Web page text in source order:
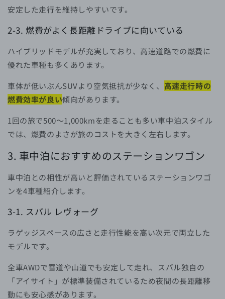
安定した走行を維持しやすいです。
2-3. 燃費がよく長距離ドライブに向いている
ハイブリッドモデルが充実しており、高速道路での燃費に
優れた車種も多くあります。
車体が低いぶんSUVより空気抵抗が少なく、 高速走行時の
燃費効率が良い傾向があります。
1回の旅で500〜1,000kmを走ることも多い車中泊スタイル
では、燃費のよさが旅のコストを大きく左右します。
3. 車中泊におすすめのステーションワゴン
車中泊との相性が高いと評価されているステーションワゴ
ンを4車種紹介します。
3-1. スバル レヴォーグ
ラゲッジスペースの広さと走行性能を高い次元で両立した
モデルです。
全車AWDで雪道や山道でも安定して走れ、スバル独自の
「アイサイト」が標準装備されているため夜間の長距離移
動にも安心感があります。